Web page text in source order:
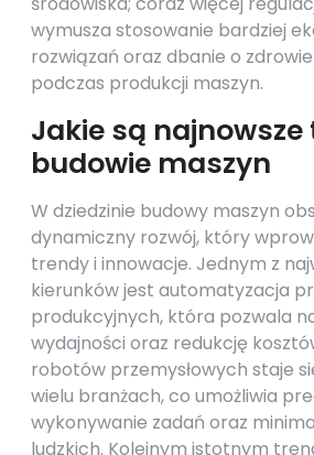
wymusza stosowanie bardziej
rozwiązań oraz dbanie o
podczas produkcji maszyn.
Jakie są
budowie maszyn
W dziedzinie budowy maszyn
dynamiczny rozwój, który
trendy i innowacje. Jednym z
kierunków jest automatyzacja
produkcyjnych, która pozwala
wydajności oraz redukcję
robotów przemysłowych staje
wielu branżach, co umożliwia
wykonywanie zadań oraz
ludzkich. Kolejnym istotnym